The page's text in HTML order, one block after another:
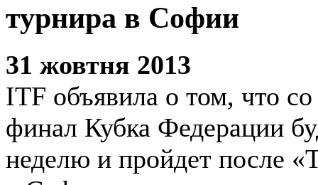
турнира в Софии
31 жовтня 2013
ITF объявила о том, что
финал Кубка Федерации
неделю и пройдет после